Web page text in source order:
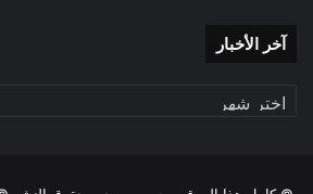
آخر الأخبار